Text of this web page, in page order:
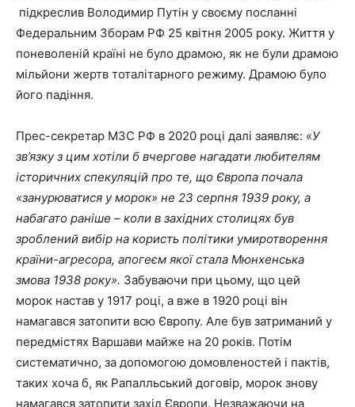
підкреслив Володимир Путін у своєму посланні
Федеральним Зборам РФ 25 квітня 2005 року. Життя у
поневоленій країні не було драмою, як не були драмою
мільйони жертв тоталітарного режиму. Драмою було
його падіння.
Прес-секретар МЗС РФ в 2020 році далі заявляє: «У
зв’язку з цим хотіли б вчергове нагадати любителям
історичних спекуляцій про те, що Європа почала
«занурюватися у морок» не 23 серпня 1939 року, а
набагато раніше – коли в західних столицях був
зроблений вибір на користь політики умиротворення
країни-агресора, апогеєм якої стала Мюнхенська
змова 1938 року». Забуваючи при цьому, що цей
морок настав у 1917 році, а вже в 1920 році він
намагався затопити всю Європу. Але був затриманий у
передмістях Варшави майже на 20 років. Потім
систематично, за допомогою домовленостей і пактів,
таких хоча б, як Рапалльський договір, морок знову
намагався затопити захід Європи. Незважаючи на